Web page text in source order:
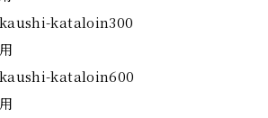
kataloin300
kataloin600